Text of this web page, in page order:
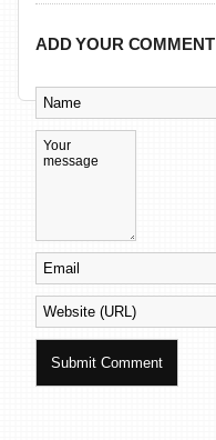
ADD YOUR COMMENT